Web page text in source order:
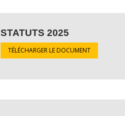
STATUTS 2025
TÉLÉCHARGER LE DOCUMENT